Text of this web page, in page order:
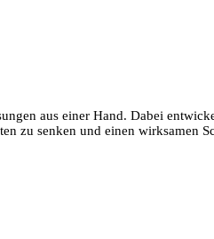
aus einer Hand. Dabei
zu senken und einen wirksamen